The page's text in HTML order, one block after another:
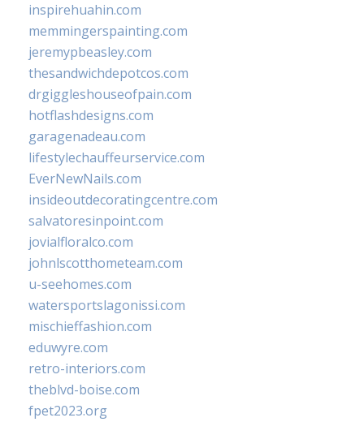
inspirehuahin.com
memmingerspainting.com
jeremypbeasley.com
thesandwichdepotcos.com
drgiggleshouseofpain.com
hotflashdesigns.com
garagenadeau.com
lifestylechauffeurservice.com
EverNewNails.com
insideoutdecoratingcentre.com
salvatoresinpoint.com
jovialfloralco.com
johnlscotthometeam.com
u-seehomes.com
watersportslagonissi.com
mischieffashion.com
eduwyre.com
retro-interiors.com
theblvd-boise.com
fpet2023.org